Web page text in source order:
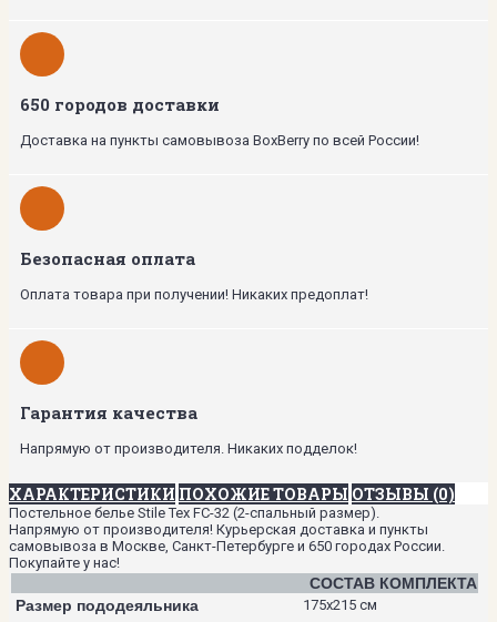
650 городов доставки
Доставка на пункты самовывоза BoxBerry по всей России!
Безопасная оплата
Оплата товара при получении! Никаких предоплат!
Гарантия качества
Напрямую от производителя. Никаких подделок!
ХАРАКТЕРИСТИКИ ПОХОЖИЕ ТОВАРЫ ОТЗЫВЫ (0)
Постельное белье Stile Tex FC-32 (2-спальный размер).
Напрямую от производителя! Курьерская доставка и пункты
самовывоза в Москве, Санкт-Петербурге и 650 городах России.
Покупайте у нас!
СОСТАВ КОМПЛЕКТА
Размер пододеяльника
175х215 см